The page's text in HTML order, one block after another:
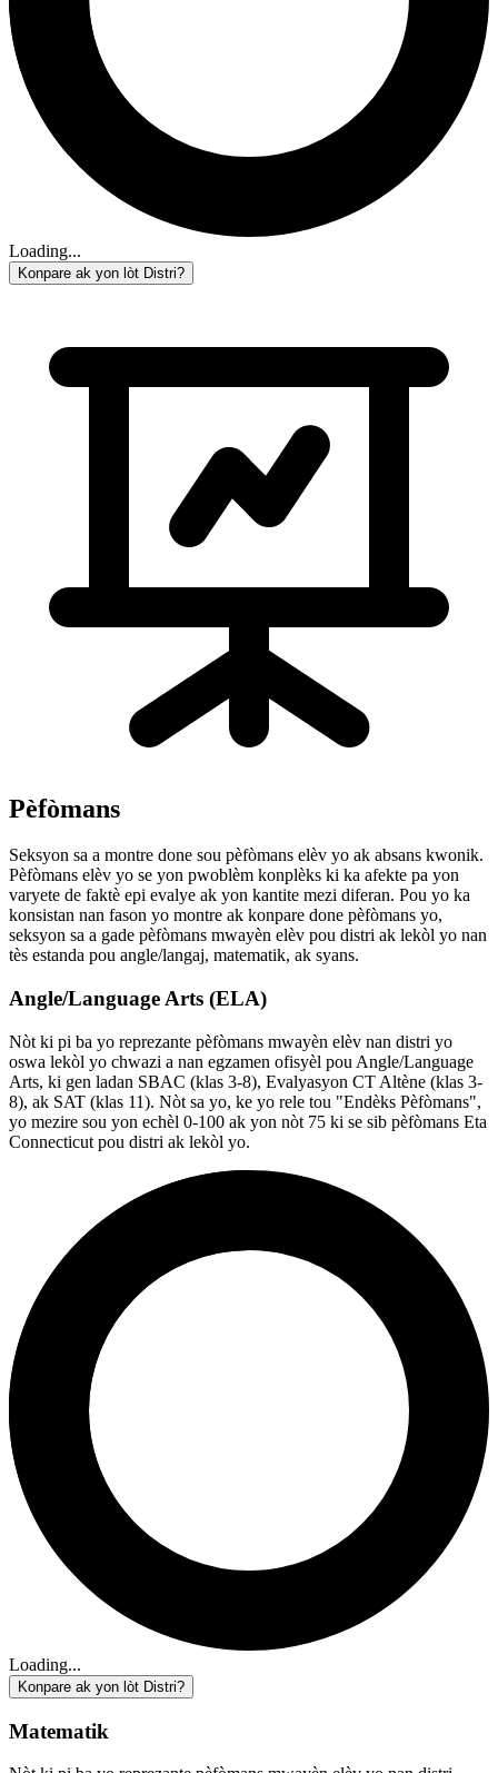
Loading...
Konpare ak yon lòt Distri?
Pèfòmans
Seksyon sa a montre done sou pèfòmans elèv yo ak absans kwonik.
Pèfòmans elèv yo se yon pwoblèm konplèks ki ka afekte pa yon
varyete de faktè epi evalye ak yon kantite mezi diferan. Pou yo ka
konsistan nan fason yo montre ak konpare done pèfòmans yo,
seksyon sa a gade pèfòmans mwayèn elèv pou distri ak lekòl yo nan
tès estanda pou angle/langaj, matematik, ak syans.
Angle/Language Arts (ELA)
Nòt ki pi ba yo reprezante pèfòmans mwayèn elèv nan distri yo
oswa lekòl yo chwazi a nan egzamen ofisyèl pou Angle/Language
Arts, ki gen ladan SBAC (klas 3-8), Evalyasyon CT Altène (klas 3-
8), ak SAT (klas 11). Nòt sa yo, ke yo rele tou "Endèks Pèfòmans",
yo mezire sou yon echèl 0-100 ak yon nòt 75 ki se sib pèfòmans Eta
Connecticut pou distri ak lekòl yo.
Loading...
Konpare ak yon lòt Distri?
Matematik